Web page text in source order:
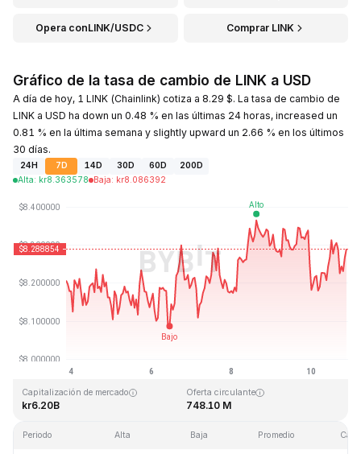
Opera conLINK/USDC Comprar LINK
Gráfico de la tasa de cambio de LINK a USD
A día de hoy, 1 LINK (Chainlink) cotiza a 8.29 $. La tasa de cambio de
LINK a USD ha down un 0.48 % en las últimas 24 horas, increased un
0.81 % en la última semana y slightly upward un 2.66 % en los últimos
30 días.
24H 7D 14D 30D 60D
200D
Alta: kr8.363578 Baja: kr8.086392
Última actualización: 2026-08-10, 20:33 GMT+0
Máximo histórico
kr0.148183
Capitalización de mercado
kr6.20B
Oferta circulante
748.10 M
Periodo Alta Baja Promedio